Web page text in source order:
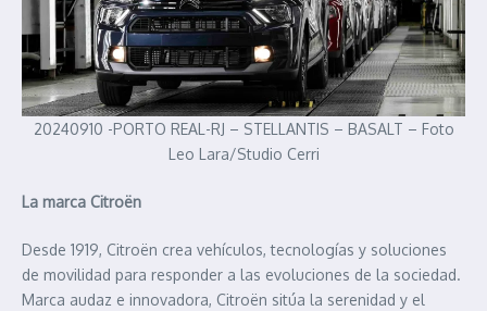
20240910 -PORTO REAL-RJ – STELLANTIS – BASALT – Foto
Leo Lara/Studio Cerri
La marca Citroën
Desde 1919, Citroën crea vehículos, tecnologías y soluciones
de movilidad para responder a las evoluciones de la sociedad.
Marca audaz e innovadora, Citroën sitúa la serenidad y el